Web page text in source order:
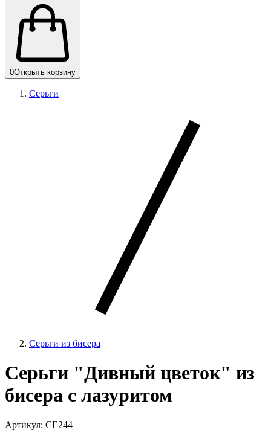
0Открыть корзину
Серьги
Серьги из бисера
Серьги "Дивный цветок" из
бисера с лазуритом
Артикул: CE244